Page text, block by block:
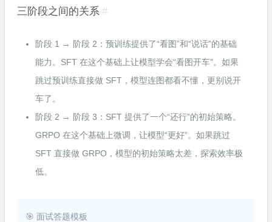
三阶段之间的关系 #
阶段 1 → 阶段 2：预训练提供了“看图”和“说话”的基础
能力。SFT 在这个基础上让模型学会“看图开车”。如果
跳过预训练直接做 SFT，模型连图都看不懂，更别说开
车了。
阶段 2 → 阶段 3：SFT 提供了一个“还行”的初始策略。
GRPO 在这个基础上微调，让模型“更好”。如果跳过
SFT 直接做 GRPO，模型的初始策略太差，探索效率极
低。
🎯 面试答题模板